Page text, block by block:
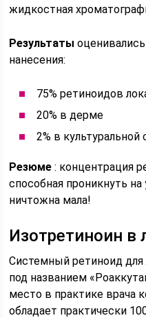
жидкостная
Результаты
нанесения:
75% ретиноидов
20% в дерме
2% в культуральной
Резюме : концентрация
способная проникнуть
ничтожна мала!
Изотретиноин в
Системный ретиноид для
под названием
место в практике врача
обладает практически